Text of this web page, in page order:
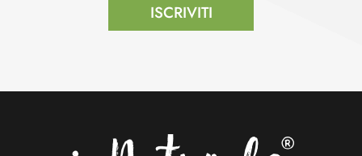
ISCRIVITI